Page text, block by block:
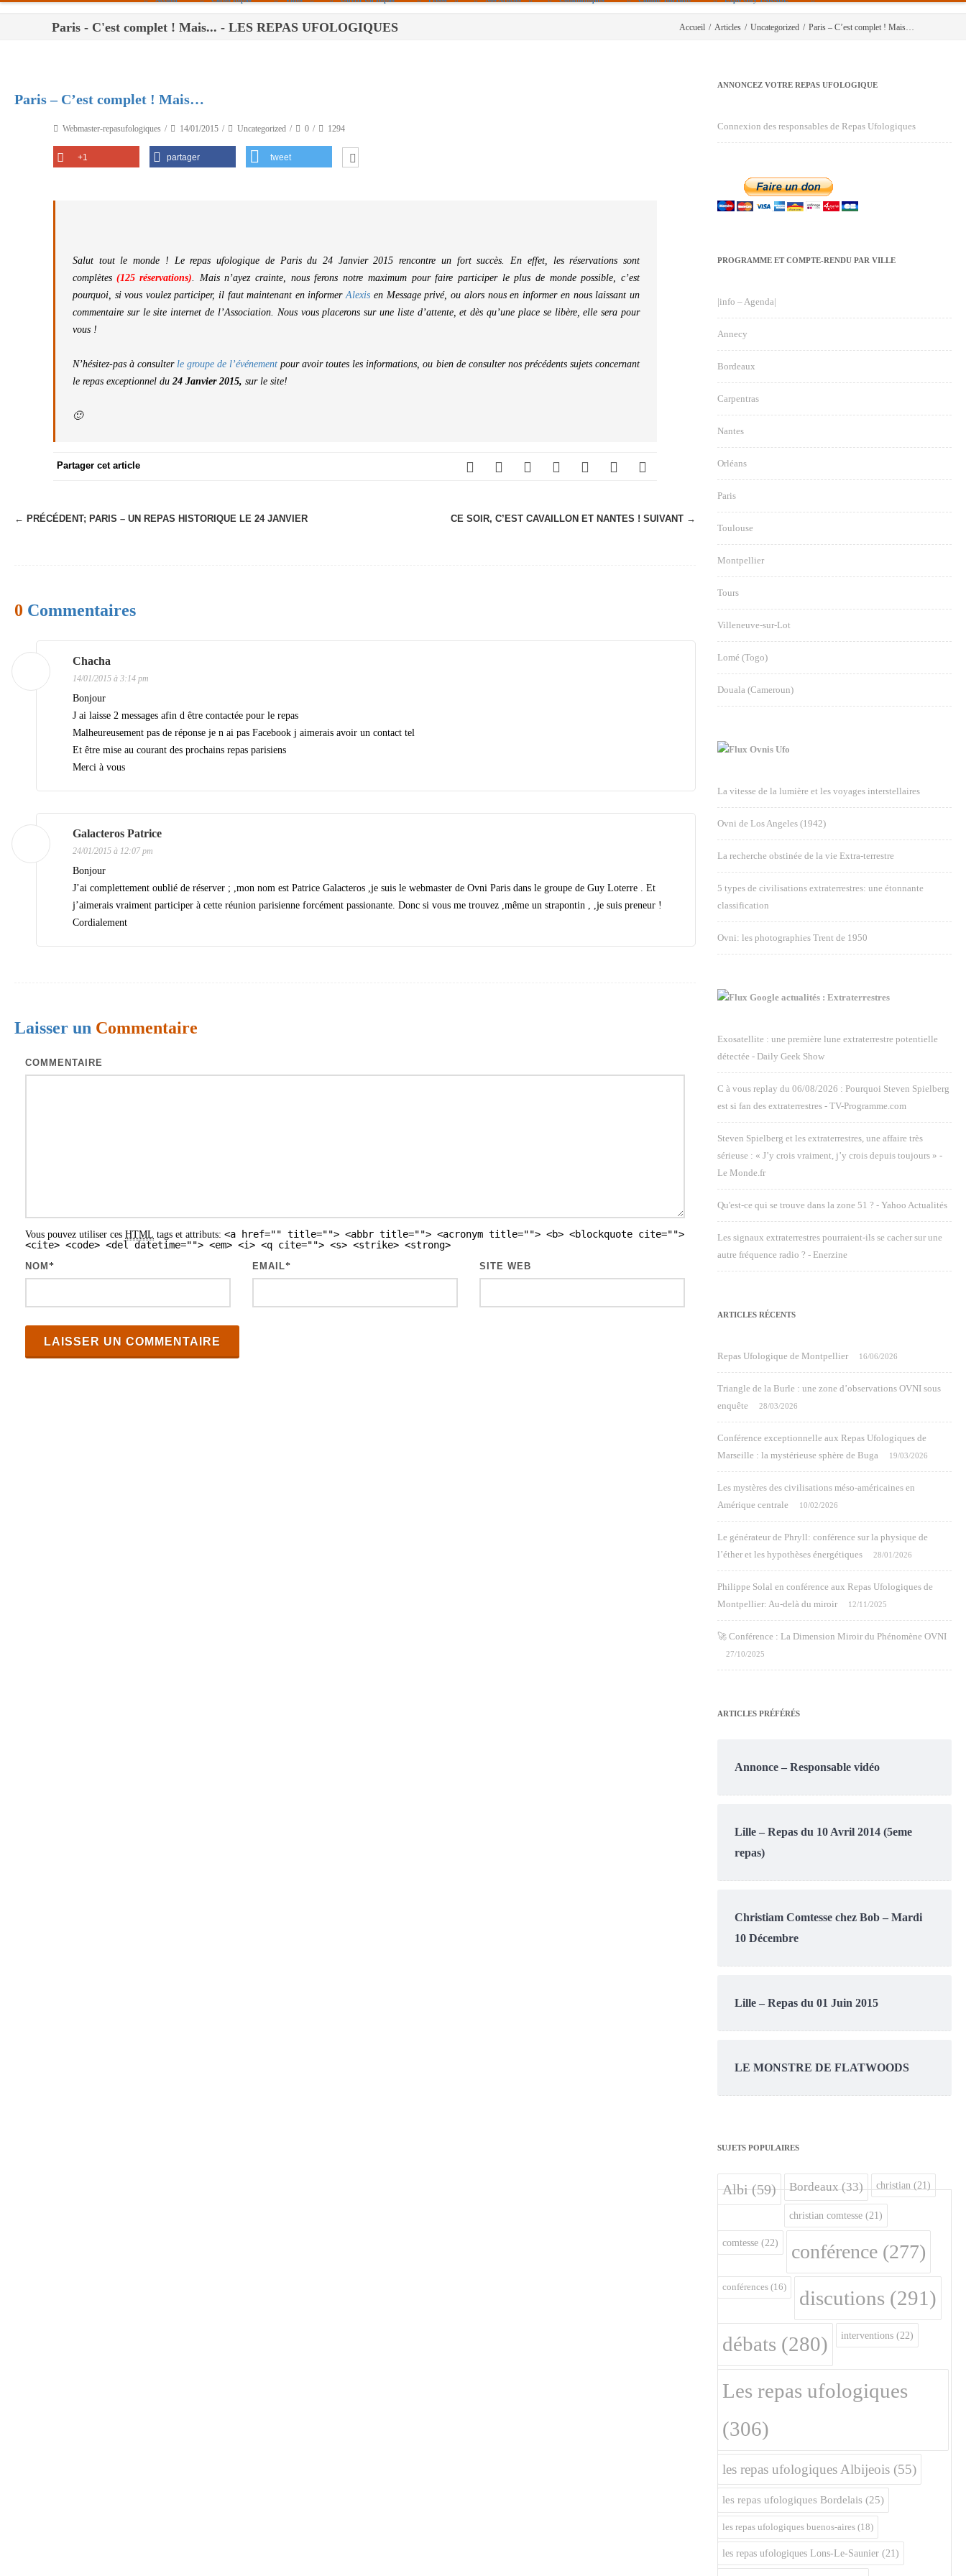
Paris
Tours
Paris - C'est complet ! Mais... - LES REPAS UFOLOGIQUES Accueil / Articles / Uncategorized / Paris – C’est complet ! Mais…
Paris – C’est complet ! Mais…
Webmaster-repasufologiques 14/01/2015 Uncategorized 0 1294
+1 partager tweet
Salut tout le monde ! Le repas ufologique de Paris du 24 Janvier 2015 rencontre un fort succès. En effet, les réservations sont
complètes (125 réservations). Mais n’ayez crainte, nous ferons notre maximum pour faire participer le plus de monde possible, c’est
pourquoi, si vous voulez participer, il faut maintenant en informerAlexis en Message privé, ou alors nous en informer en nous laissant un
commentaire sur le site internet de l’Association. Nous vous placerons sur une liste d’attente, et dès qu’une place se libère, elle sera pour
vous !
N’hésitez-pas à consulter le groupe de l’événement pour avoir toutes les informations, ou bien de consulter nos précédents sujets concernant
le repas exceptionnel du 24 Janvier 2015, sur le site!
🙂
Partager cet article
N
g
t
i
← PRÉCÉDENT; PARIS – UN REPAS HISTORIQUE LE 24 JANVIER CE SOIR, C’EST CAVAILLON ET NANTES ! SUIVANT →
0 Commentaires
Chacha
14/01/2015 à 3:14 pm
Bonjour
J ai laisse 2 messages afin d être contactée pour le repas
Malheureusement pas de réponse je n ai pas Facebook j aimerais avoir un contact tel
Et être mise au courant des prochains repas parisiens
Merci à vous
Galacteros Patrice
24/01/2015 à 12:07 pm
Bonjour
J’ai complettement oublié de réserver ; ,mon nom est Patrice Galacteros ,je suis le webmaster de Ovni Paris dans le groupe de Guy Loterre . Et
j’aimerais vraiment participer à cette réunion parisienne forcément passionante. Donc si vous me trouvez ,même un strapontin , ,je suis preneur !
Cordialement
Laisser un Commentaire
COMMENTAIRE
Vous pouvez utiliser ces HTML tags et attributs: <a href="" title=""> <abbr title=""> <acronym title=""> <b> <blockquote cite="">
<cite> <code> <del datetime=""> <em> <i> <q cite=""> <s> <strike> <strong>
NOM * EMAIL* SITE WEB
ANNONCEZ VOTRE REPAS UFOLOGIQUE
Connexion des responsables de Repas Ufologiques
PROGRAMME ET COMPTE-RENDU PAR VILLE
|info – Agenda|
Annecy
Bordeaux
Carpentras
Nantes
Orléans
Paris
Toulouse
Montpellier
Tours
Villeneuve-sur-Lot
Lomé (Togo)
Douala (Cameroun)
Ovnis Ufo
La vitesse de la lumière et les voyages interstellaires
Ovni de Los Angeles (1942)
La recherche obstinée de la vie Extra-terrestre
5 types de civilisations extraterrestres: une étonnante
classification
Ovni: les photographies Trent de 1950
Google actualités : Extraterrestres
Exosatellite : une première lune extraterrestre potentielle
détectée - Daily Geek Show
C à vous replay du 06/08/2026 : Pourquoi Steven Spielberg
est si fan des extraterrestres - TV-Programme.com
Steven Spielberg et les extraterrestres, une affaire très
sérieuse : « J’y crois vraiment, j’y crois depuis toujours » -
Le Monde.fr
Qu'est-ce qui se trouve dans la zone 51 ? - Yahoo Actualités
Les signaux extraterrestres pourraient-ils se cacher sur une
autre fréquence radio ? - Enerzine
ARTICLES RÉCENTS
Repas Ufologique de Montpellier 16/06/2026
Triangle de la Burle : une zone d’observations OVNI sous
enquête
28/03/2026
Conférence exceptionnelle aux Repas Ufologiques de
Marseille : la mystérieuse sphère de Buga
19/03/2026
Les mystères des civilisations méso-américaines en
Amérique centrale
10/02/2026
Le générateur de Phryll: conférence sur la physique de
l’éther et les hypothèses énergétiques
28/01/2026
Philippe Solal en conférence aux Repas Ufologiques de
Montpellier: Au-delà du miroir
12/11/2025
🚀 Conférence : La Dimension Miroir du Phénomène OVNI
27/10/2025
ARTICLES PRÉFÉRÉS
Annonce – Responsable vidéo
Lille – Repas du 10 Avril 2014 (5eme
repas)
Christiam Comtesse chez Bob – Mardi
10 Décembre
Lille – Repas du 01 Juin 2015
LE MONSTRE DE FLATWOODS
SUJETS POPULAIRES
Albi(59) Bordeaux(33) christian (21)
christian comtesse (21)
comtesse (22) conférence (277)
conférences (16) discutions (291)
débats (280) interventions (22)
Les repas ufologiques
(306)
les repas ufologiques Albijeois (55)
les repas ufologiques Bordelais (25)
les repas ufologiques buenos-aires (18)
les repas ufologiques Lons-Le-Saunier (21)